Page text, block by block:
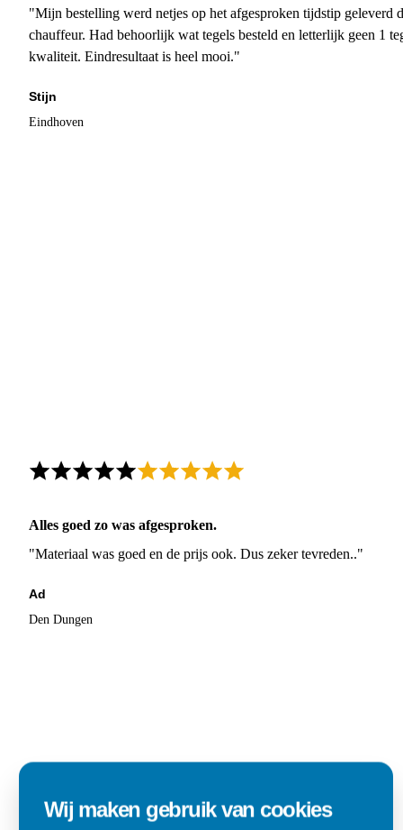
"Mijn bestelling werd netjes op het afgesproken tijdstip geleverd
chauffeur. Had behoorlijk wat tegels besteld en letterlijk geen 1
kwaliteit. Eindresultaat is heel mooi."
Stijn
Eindhoven
Alles goed zo was afgesproken.
"Materiaal was goed en de prijs ook. Dus zeker tevreden.."
Ad
Den Dungen
Wij maken gebruik van cookies